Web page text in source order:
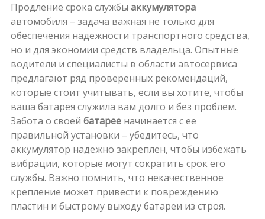
Продление срока службы аккумулятора
автомобиля – задача важная не только для
обеспечения надежности транспортного средства,
но и для экономии средств владельца. Опытные
водители и специалисты в области автосервиса
предлагают ряд проверенных рекомендаций,
которые стоит учитывать, если вы хотите, чтобы
ваша батарея служила вам долго и без проблем.
Забота о своей батарееначинается с ее
правильной установки – убедитесь, что
аккумулятор надежно закреплен, чтобы избежать
вибрации, которые могут сократить срок его
службы. Важно помнить, что некачественное
крепление может привести к повреждению
пластин и быстрому выходу батареи из строя.